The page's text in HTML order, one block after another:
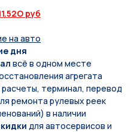
руб
на авто
дня
всё в одном месте
агрегата
расчеты, терминал, перевод
ремонта рулевых реек
в наличии
для автосервисов и